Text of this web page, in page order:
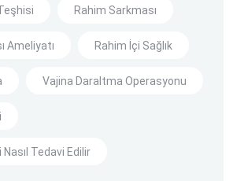
Rahim Sarkması
Ameliyatı Rahim İçi Sağlık
Vajina Daraltma Operasyonu
Tedavi Edilir